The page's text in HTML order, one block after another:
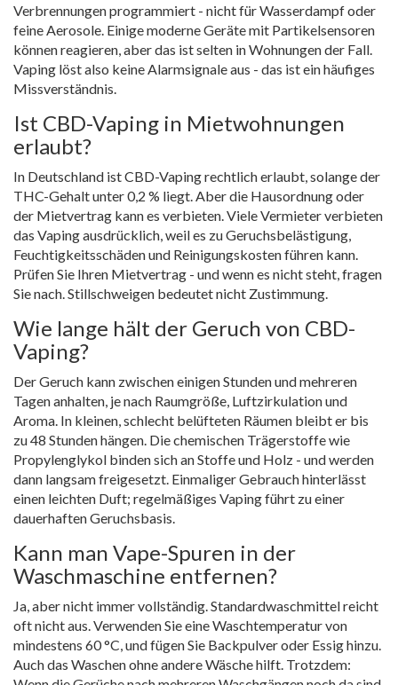
Verbrennungen programmiert - nicht für Wasserdampf oder
feine Aerosole. Einige moderne Geräte mit Partikelsensoren
können reagieren, aber das ist selten in Wohnungen der Fall.
Vaping löst also keine Alarmsignale aus - das ist ein häufiges
Missverständnis.
Ist CBD-Vaping in Mietwohnungen
erlaubt?
In Deutschland ist CBD-Vaping rechtlich erlaubt, solange der
THC-Gehalt unter 0,2 % liegt. Aber die Hausordnung oder
der Mietvertrag kann es verbieten. Viele Vermieter verbieten
das Vaping ausdrücklich, weil es zu Geruchsbelästigung,
Feuchtigkeitsschäden und Reinigungskosten führen kann.
Prüfen Sie Ihren Mietvertrag - und wenn es nicht steht, fragen
Sie nach. Stillschweigen bedeutet nicht Zustimmung.
Wie lange hält der Geruch von CBD-
Vaping?
Der Geruch kann zwischen einigen Stunden und mehreren
Tagen anhalten, je nach Raumgröße, Luftzirkulation und
Aroma. In kleinen, schlecht belüfteten Räumen bleibt er bis
zu 48 Stunden hängen. Die chemischen Trägerstoffe wie
Propylenglykol binden sich an Stoffe und Holz - und werden
dann langsam freigesetzt. Einmaliger Gebrauch hinterlässt
einen leichten Duft; regelmäßiges Vaping führt zu einer
dauerhaften Geruchsbasis.
Kann man Vape-Spuren in der
Waschmaschine entfernen?
Ja, aber nicht immer vollständig. Standardwaschmittel reicht
oft nicht aus. Verwenden Sie eine Waschtemperatur von
mindestens 60 °C, und fügen Sie Backpulver oder Essig hinzu.
Auch das Waschen ohne andere Wäsche hilft. Trotzdem: